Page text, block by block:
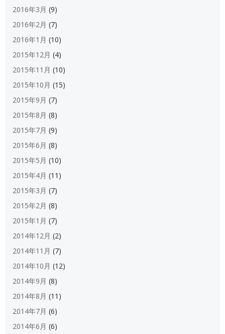
2016年3月 (9)
2016年2月 (7)
2016年1月 (10)
2015年12月 (4)
2015年11月 (10)
2015年10月 (15)
2015年9月 (7)
2015年8月 (8)
2015年7月 (9)
2015年6月 (8)
2015年5月 (10)
2015年4月 (11)
2015年3月 (7)
2015年2月 (8)
2015年1月 (7)
2014年12月 (2)
2014年11月 (7)
2014年10月 (12)
2014年9月 (8)
2014年8月 (11)
2014年7月 (6)
2014年6月 (6)